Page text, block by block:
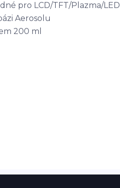
pro LCD/TFT/Plazma/LED
Aerosolu
200 ml